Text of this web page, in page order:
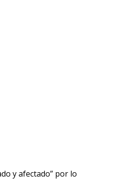
y afectado” por lo